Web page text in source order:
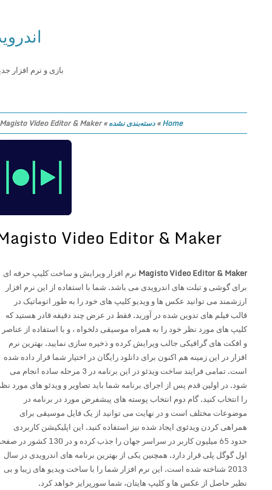
اندروید
بازی و نرم افزار جدید
Home
»دسته‌بندی نشده»
Magisto Video Editor & Maker
Magisto Video Editor & Maker
Magisto Video Editor & Makerنرم افزار ویرایش و ساخت کلیپ حرفه ای
برای گوشی و تبلت های اندرویدی می باشد. شما با استفاده از این نرم افزار
ارزشمند می توانید عکس ها و ویدیو کلیپ های خود را به طور اتوماتیک در
قالب فیلم های تدوین شده در آورید. فقط در عرض چند دقیقه قادر هستید که
کلیپ های مورد نظر خود را به همراه موسیقی دلخواه ، و با استفاده از عناصر
و افکت های گرافیکی جالب ویرایش کرده و ذخیره سازی نمایید. بهترین نرم
افزار در این زمینه هم اکنون برای دانلود رایگان در اختیار شما قرار داده شده
است. تمامی فرایند ساخت ویدئو در این برنامه در 3 مرحله ساده انجام می
شود. در اولین قدم پس از اجرای برنامه شما باید تصاویر و ویدئو های مورد نظر
را انتخاب کنید. گام دوم انتخاب پوسته های پیشفرض مورد در برنامه در
موضوعات مختلف است و در نهایت می توانید از یک فایل موسیقی برای
همراهی کردن ویدئوی ایجاد شده نیز استفاده کنید. این اپلیکیشن کاربردی
حدود 65 میلیون کاربر در سراسر جهان را جذب کرده و در 130 کشور در صفحه
اول گوگل پلی قرار دارد. همچنین یکی از بهترین برنامه های اندرویدی در سال
2013 شناخته شده است. این نرم افزار شما را با ساخت ویدیو های زیبا و بی
نظیر حاصل از عکس ها و کلیپ هایتان، شما سورپرایز خواهد کرد.